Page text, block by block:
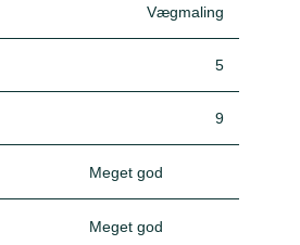
Vægmaling
5
9
Meget god
Meget god